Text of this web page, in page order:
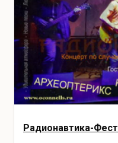
Радионавтика-Фест